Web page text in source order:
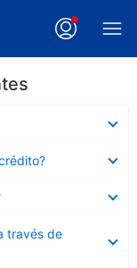
través de